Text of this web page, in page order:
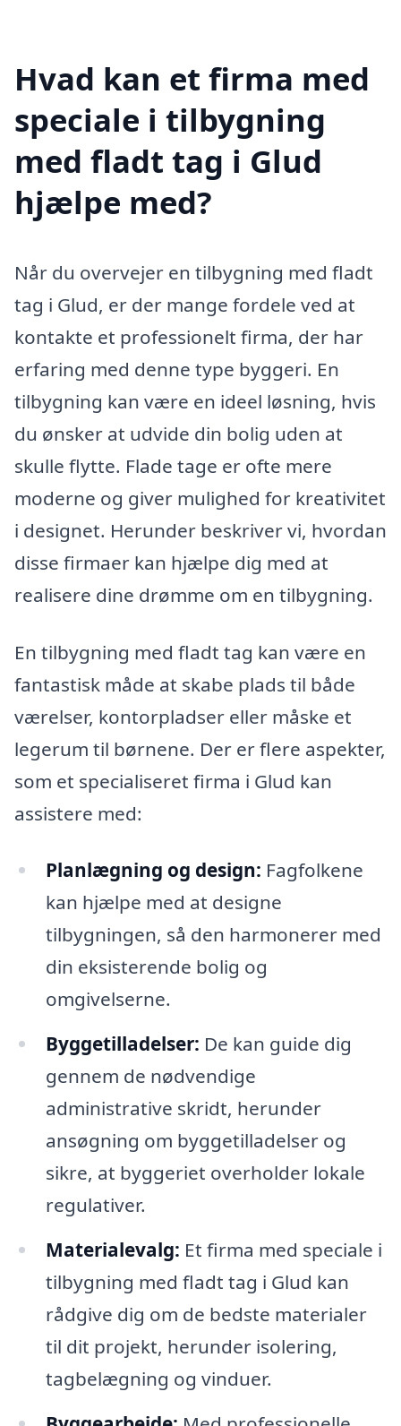
Hvad kan et firma med
speciale i tilbygning
med fladt tag i Glud
hjælpe med?
Når du overvejer en tilbygning med fladt
tag i Glud, er der mange fordele ved at
kontakte et professionelt firma, der har
erfaring med denne type byggeri. En
tilbygning kan være en ideel løsning, hvis
du ønsker at udvide din bolig uden at
skulle flytte. Flade tage er ofte mere
moderne og giver mulighed for kreativitet
i designet. Herunder beskriver vi, hvordan
disse firmaer kan hjælpe dig med at
realisere dine drømme om en tilbygning.
En tilbygning med fladt tag kan være en
fantastisk måde at skabe plads til både
værelser, kontorpladser eller måske et
legerum til børnene. Der er flere aspekter,
som et specialiseret firma i Glud kan
assistere med:
Planlægning og design: Fagfolkene
kan hjælpe med at designe
tilbygningen, så den harmonerer med
din eksisterende bolig og
omgivelserne.
Byggetilladelser: De kan guide dig
gennem de nødvendige
administrative skridt, herunder
ansøgning om byggetilladelser og
sikre, at byggeriet overholder lokale
regulativer.
Materialevalg: Et firma med speciale i
tilbygning med fladt tag i Glud kan
rådgive dig om de bedste materialer
til dit projekt, herunder isolering,
tagbelægning og vinduer.